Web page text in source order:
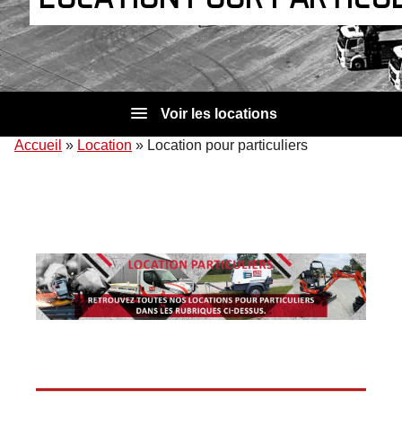
Voir les locations
Accueil » Location » Location pour particuliers